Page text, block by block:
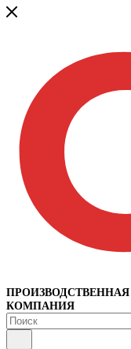
ПРОИЗВОДСТВЕННАЯ
КОМПАНИЯ